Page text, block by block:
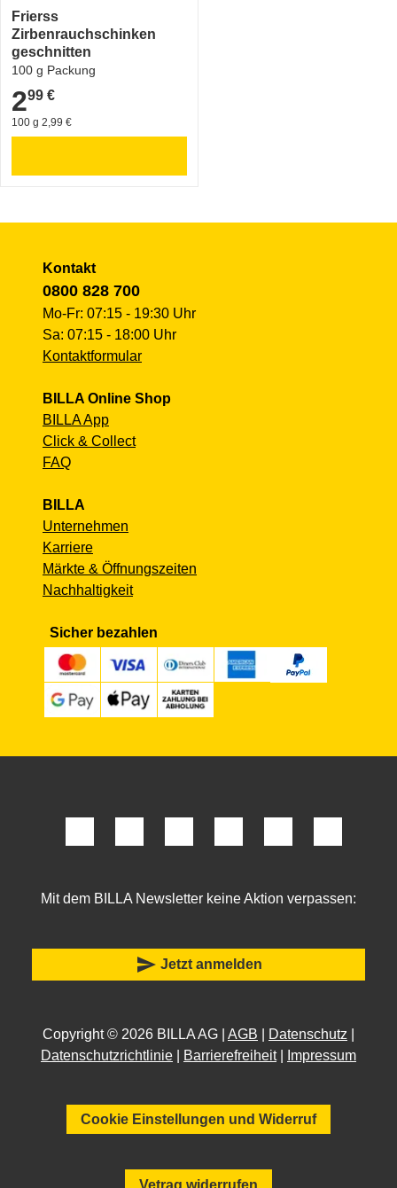
Frierss
Zirbenrauchschinken
geschnitten
100 g Packung
2,99 €
299 €
100 g 2,99 €
Kontakt
0800 828 700
Mo-Fr: 07:15 - 19:30 Uhr
Sa: 07:15 - 18:00 Uhr
Kontaktformular
BILLA Online Shop
BILLA App
Click & Collect
FAQ
BILLA
Unternehmen
Karriere
Märkte & Öffnungszeiten
Nachhaltigkeit
Sicher bezahlen
Mit dem BILLA Newsletter keine Aktion verpassen:
send Jetzt anmelden
Copyright © 2026 BILLA AG | AGB Datenschutz
Datenschutzrichtlinie
Barrierefreiheit| Impressum
Cookie Einstellungen und Widerruf
Vetrag widerrufen